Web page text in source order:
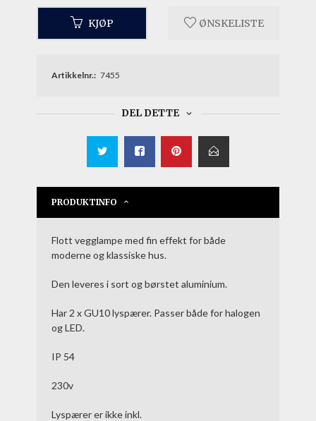
KJØP ØNSKELISTE
Artikkelnr.: 7455
DEL DETTE
PRODUKTINFO
Flott vegglampe med fin effekt for både
moderne og klassiske hus.
Den leveres i sort og børstet aluminium.
Har 2 x GU10 lyspærer. Passer både for halogen
og LED.
IP 54
230v
Lyspærer er ikke inkl.